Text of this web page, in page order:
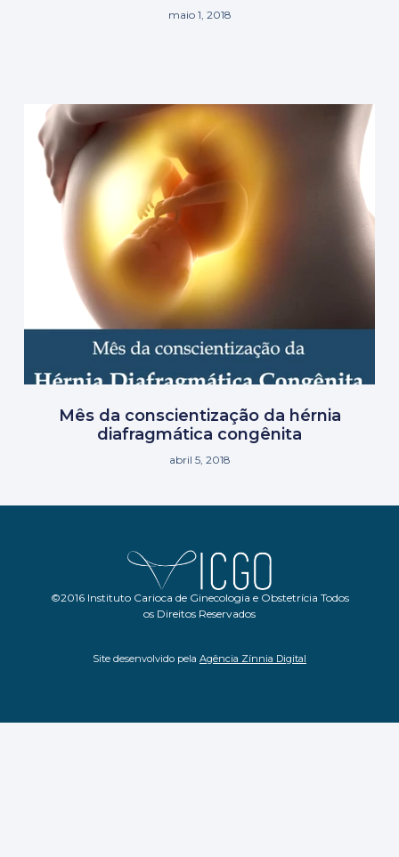
maio 1, 2018
Mês da conscientização da hérnia
diafragmática congênita
abril 5, 2018
©2016 Instituto Carioca de Ginecologia e Obstetrícia Todos
os Direitos Reservados
Site desenvolvido pela Agência Zínnia Digital